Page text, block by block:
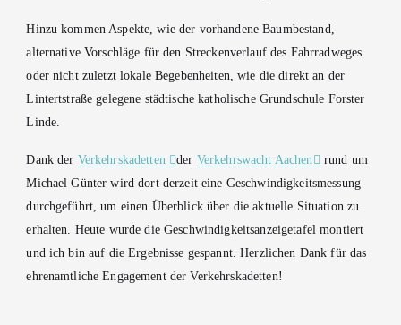
Hinzu kommen Aspekte, wie der vorhandene Baumbestand,
alternative Vorschläge für den Streckenverlauf des Fahrradweges
oder nicht zuletzt lokale Begebenheiten, wie die direkt an der
Lintertstraße gelegene städtische katholische Grundschule Forster
Linde.
Dank der Verkehrskadetten der Verkehrswacht Aachen
rund um
Michael Günter wird dort derzeit eine Geschwindigkeitsmessung
durchgeführt, um einen Überblick über die aktuelle Situation zu
erhalten. Heute wurde die Geschwindigkeitsanzeigetafel montiert
und ich bin auf die Ergebnisse gespannt. Herzlichen Dank für das
ehrenamtliche Engagement der Verkehrskadetten!